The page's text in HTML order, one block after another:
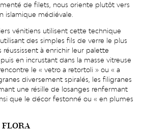
de filets, nous oriente plutôt vers
islamique médiévale.
vénitiens utilisent cette technique
des simples fils de verre le plus
à enrichir leur palette
en incrustant dans la masse vitreuse
le « vetro a retortoli » ou « a
diversement spiralés, les filigranes
une résille de losanges renfermant
que le décor festonné ou « en plumes